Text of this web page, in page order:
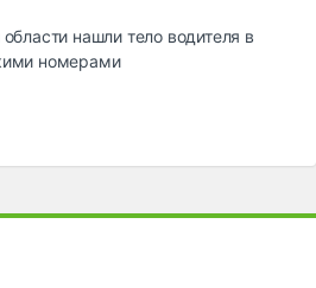
нашли тело водителя в
номерами